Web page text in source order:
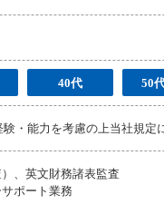
40代 50
・能力を考慮の上当社規定
、英文財務諸表監査
ポート業務